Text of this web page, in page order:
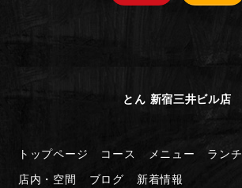
とん 新宿三井ビル店
トップページ コース メニュー ランチ
店内・空間 ブログ 新着情報